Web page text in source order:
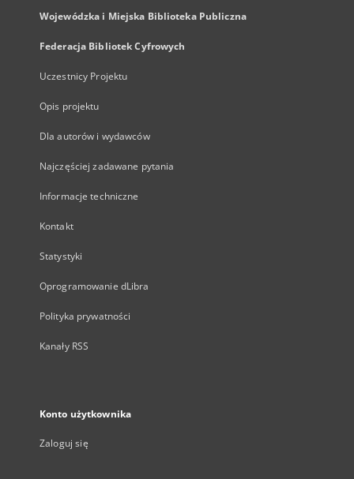
Wojewódzka i Miejska Biblioteka Publiczna
Federacja Bibliotek Cyfrowych
Uczestnicy Projektu
Opis projektu
Dla autorów i wydawców
Najczęściej zadawane pytania
Informacje techniczne
Kontakt
Statystyki
Oprogramowanie dLibra
Polityka prywatności
Kanały RSS
Konto użytkownika
Zaloguj się